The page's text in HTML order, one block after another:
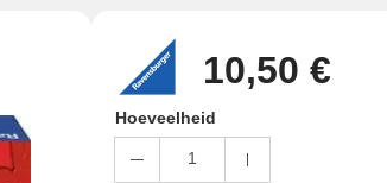
10,50 €
Hoeveelheid
1